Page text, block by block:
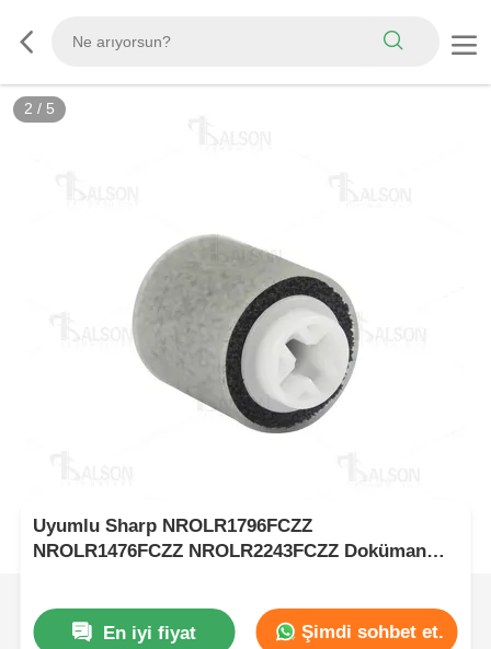
2 / 5
Uyumlu Sharp NROLR1796FCZZ
NROLR1476FCZZ NROLR2243FCZZ Doküman
En iyi fiyat Şimdi sohbet et.